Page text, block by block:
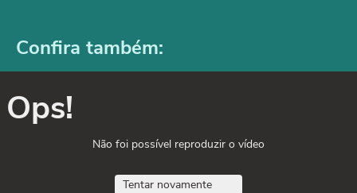
Confira também:
Ops!
Não foi possível reproduzir o vídeo
Tentar novamente